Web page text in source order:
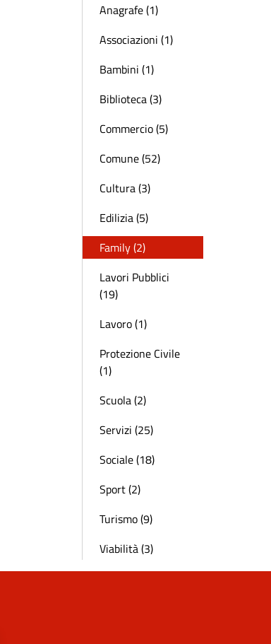
Anagrafe (1)
Associazioni (1)
Bambini (1)
Biblioteca (3)
Commercio (5)
Comune (52)
Cultura (3)
Edilizia (5)
Family (2)
Lavori Pubblici
(19)
Lavoro (1)
Protezione Civile
(1)
Scuola (2)
Servizi (25)
Sociale (18)
Sport (2)
Turismo (9)
Viabilità (3)